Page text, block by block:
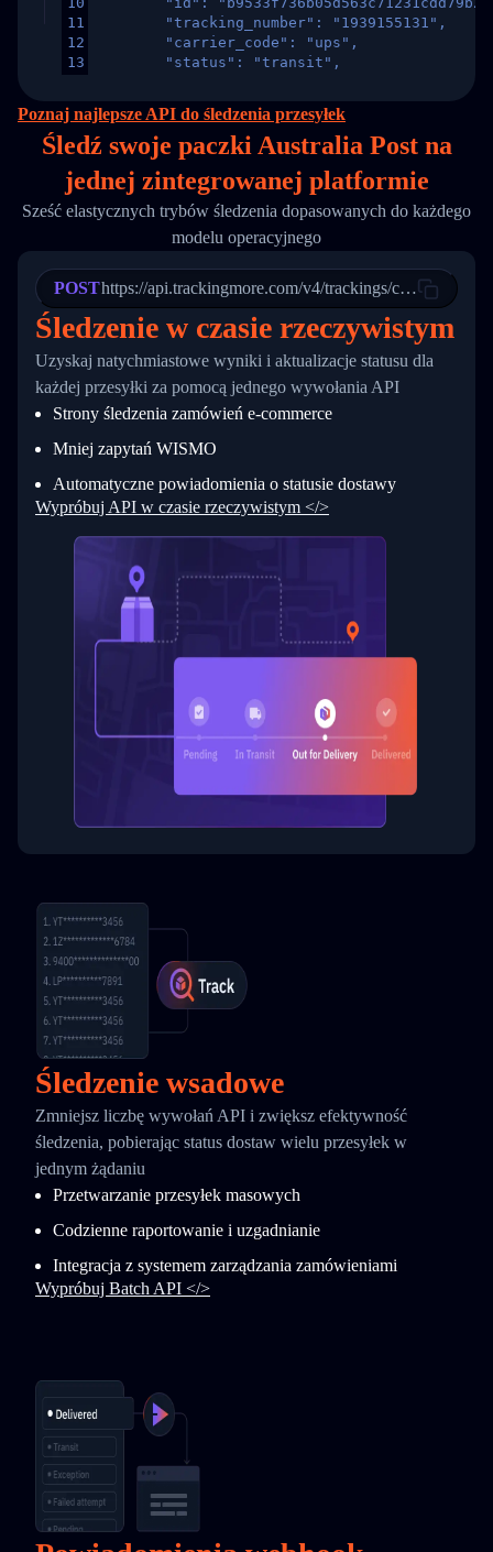
11
12
13
16
17
19
20
21
24
26
27
28
29
30
31
32
33
34
        "tracking_number": "1939155131",
        "carrier_code": "ups",
        "status": "transit",
        "itemTimeLength": 2,
        "weblink": "",
        "phone": null,
        "trackinfo": [
          {
            "Date": "2017-03-08 04: 22: 00",
"StatusDescription": "Departed
          },
          {
            "Date": "2017-03-06 15:28:00",
"StatusDescription": "Shipment
"Details": "BEIJING-
          }
        ]
      }
  }
}
Poznaj najlepsze API do śledzenia przesyłek
Śledź swoje paczki Australia Post na
jednej zintegrowanej platformie
Sześć elastycznych trybów śledzenia dopasowanych do każdego
modelu operacyjnego
POSThttps://api.trackingmore.com/v4/trackings/create
Śledzenie w czasie rzeczywistym
Uzyskaj natychmiastowe wyniki i aktualizacje statusu dla
każdej przesyłki za pomocą jednego wywołania API
Strony śledzenia zamówień e-commerce
Mniej zapytań WISMO
Automatyczne powiadomienia o statusie dostawy
Wypróbuj API w czasie rzeczywistym </>
Śledzenie wsadowe
Zmniejsz liczbę wywołań API i zwiększ efektywność
śledzenia, pobierając status dostaw wielu przesyłek w
jednym żądaniu
Przetwarzanie przesyłek masowych
Codzienne raportowanie i uzgadnianie
Integracja z systemem zarządzania zamówieniami
Wypróbuj Batch API </>